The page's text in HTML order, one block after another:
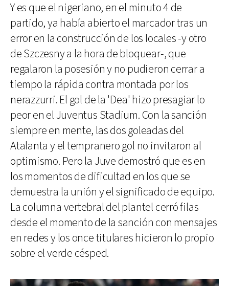
Y es que el nigeriano, en el minuto 4 de
partido, ya había abierto el marcador tras un
error en la construcción de los locales -y otro
de Szczesny a la hora de bloquear-, que
regalaron la posesión y no pudieron cerrar a
tiempo la rápida contra montada por los
nerazzurri. El gol de la 'Dea' hizo presagiar lo
peor en el Juventus Stadium. Con la sanción
siempre en mente, las dos goleadas del
Atalanta y el tempranero gol no invitaron al
optimismo. Pero la Juve demostró que es en
los momentos de dificultad en los que se
demuestra la unión y el significado de equipo.
La columna vertebral del plantel cerró filas
desde el momento de la sanción con mensajes
en redes y los once titulares hicieron lo propio
sobre el verde césped.